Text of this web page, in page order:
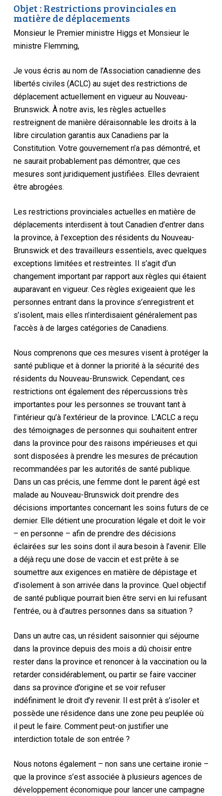
Objet : Restrictions provinciales en
matière de déplacements
Monsieur le Premier ministre Higgs et Monsieur le
ministre Flemming,
Je vous écris au nom de l’Association canadienne des
libertés civiles (ACLC) au sujet des restrictions de
déplacement actuellement en vigueur au Nouveau-
Brunswick. À notre avis, les règles actuelles
restreignent de manière déraisonnable les droits à la
libre circulation garantis aux Canadiens par la
Constitution. Votre gouvernement n’a pas démontré, et
ne saurait probablement pas démontrer, que ces
mesures sont juridiquement justifiées. Elles devraient
être abrogées.
Les restrictions provinciales actuelles en matière de
déplacements interdisent à tout Canadien d’entrer dans
la province, à l’exception des résidents du Nouveau-
Brunswick et des travailleurs essentiels, avec quelques
exceptions limitées et restreintes. Il s’agit d’un
changement important par rapport aux règles qui étaient
auparavant en vigueur. Ces règles exigeaient que les
personnes entrant dans la province s’enregistrent et
s’isolent, mais elles n’interdisaient généralement pas
l’accès à de larges catégories de Canadiens.
Nous comprenons que ces mesures visent à protéger la
santé publique et à donner la priorité à la sécurité des
résidents du Nouveau-Brunswick. Cependant, ces
restrictions ont également des répercussions très
importantes pour les personnes se trouvant tant à
l’intérieur qu’à l’extérieur de la province. L’ACLC a reçu
des témoignages de personnes qui souhaitent entrer
dans la province pour des raisons impérieuses et qui
sont disposées à prendre les mesures de précaution
recommandées par les autorités de santé publique.
Dans un cas précis, une femme dont le parent âgé est
malade au Nouveau-Brunswick doit prendre des
décisions importantes concernant les soins futurs de ce
dernier. Elle détient une procuration légale et doit le voir
– en personne – afin de prendre des décisions
éclairées sur les soins dont il aura besoin à l’avenir. Elle
a déjà reçu une dose de vaccin et est prête à se
soumettre aux exigences en matière de dépistage et
d’isolement à son arrivée dans la province. Quel objectif
de santé publique pourrait bien être servi en lui refusant
l’entrée, ou à d’autres personnes dans sa situation ?
Dans un autre cas, un résident saisonnier qui séjourne
dans la province depuis des mois a dû choisir entre
rester dans la province et renoncer à la vaccination ou la
retarder considérablement, ou partir se faire vacciner
dans sa province d’origine et se voir refuser
indéfiniment le droit d’y revenir. Il est prêt à s’isoler et
possède une résidence dans une zone peu peuplée où
il peut le faire. Comment peut-on justifier une
interdiction totale de son entrée ?
Nous notons également – non sans une certaine ironie –
que la province s’est associée à plusieurs agences de
développement économique pour lancer une campagne